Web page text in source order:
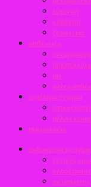
λίπανση
κλάδεμα
ξεφύτεμα
ασθένειες
ιοί
άλλες
ωφέλιμα έντομα
άλλα
ημερολόγιο
γενικές